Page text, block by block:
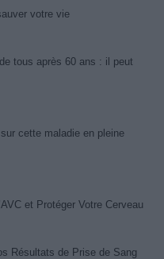
votre vie
tous après 60 ans : il peut
cette maladie en pleine
et Protéger Votre Cerveau
Résultats de Prise de Sang